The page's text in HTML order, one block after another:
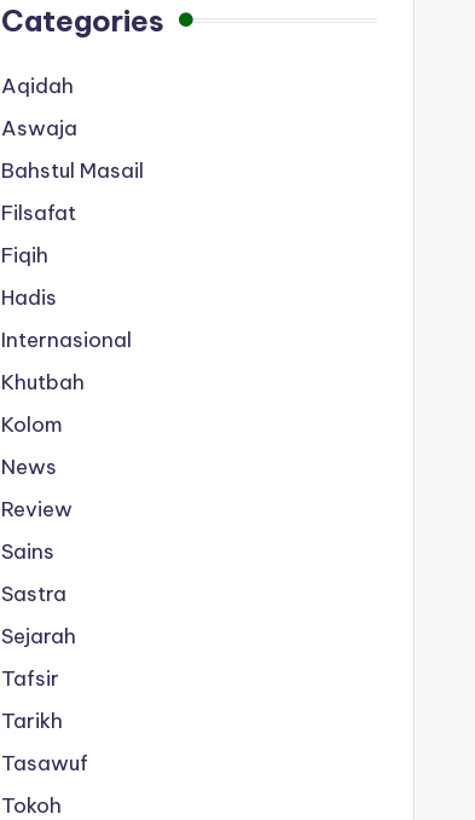
Categories
Aqidah
Aswaja
Bahstul Masail
Filsafat
Fiqih
Hadis
Internasional
Khutbah
Kolom
News
Review
Sains
Sastra
Sejarah
Tafsir
Tarikh
Tasawuf
Tokoh